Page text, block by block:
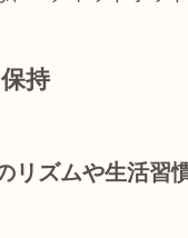
持
リズムや生活習